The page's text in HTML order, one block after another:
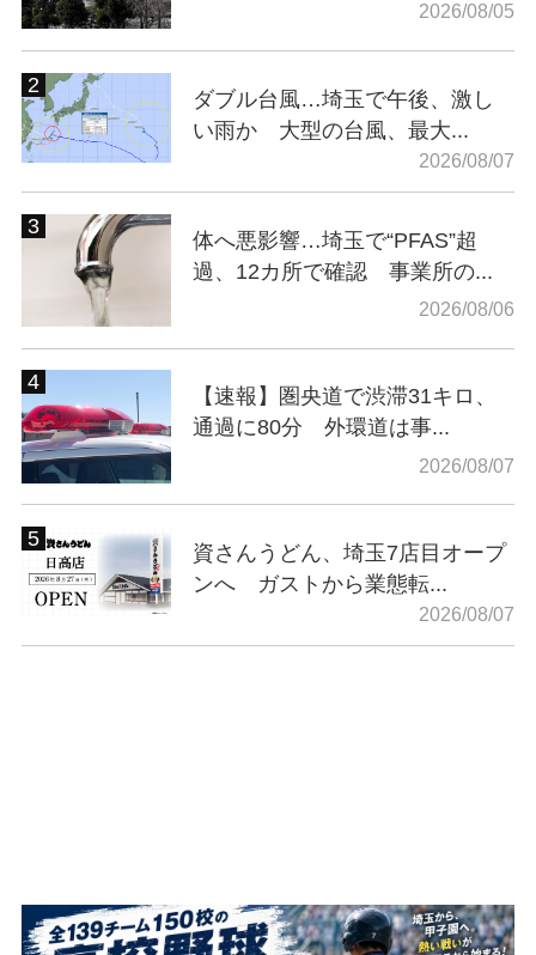
2026/08/05
ダブル台風…埼玉で午後、激し
い雨か 大型の台風、最大...
2026/08/07
体へ悪影響…埼玉で“PFAS”超
過、12カ所で確認 事業所の...
2026/08/06
【速報】圏央道で渋滞31キロ、
通過に80分 外環道は事...
2026/08/07
資さんうどん、埼玉7店目オープ
ンへ ガストから業態転...
2026/08/07